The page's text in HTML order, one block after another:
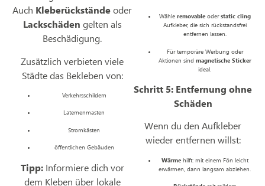
Auch Kleberückständeoder
Lackschäden gelten als
Beschädigung.
Zusätzlich verbieten viele
Städte das Bekleben von:
Verkehrsschildern
Laternenmasten
Stromkästen
öffentlichen Gebäuden
Tipp:Informiere dich vor
dem Kleben über lokale
Wähle removableoderstatic cling
Aufkleber, die sich rückstandsfrei
entfernen lassen.
Für temporäre Werbung oder
Aktionen sind magnetische Sticker
ideal.
Schritt 5: Entfernung ohne
Schäden
Wenn du den Aufkleber
wieder entfernen willst:
Wärmehilft: mit einem Fön leicht
erwärmen, dann langsam abziehen.